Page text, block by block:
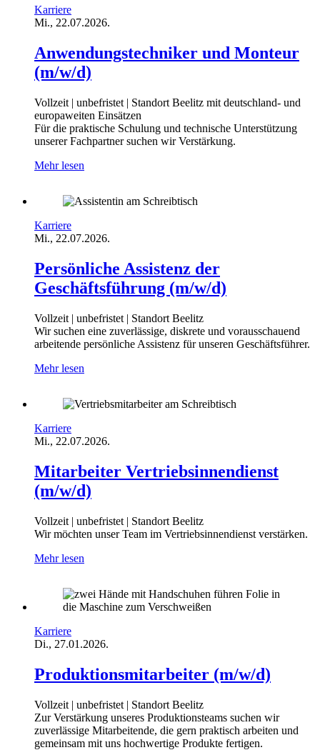
Karriere
Mi., 22.07.2026.
Anwendungstechniker und Monteur
(m/w/d)
Vollzeit | unbefristet | Standort Beelitz mit deutschland- und
europaweiten Einsätzen
Für die praktische Schulung und technische Unterstützung
unserer Fachpartner suchen wir Verstärkung.
Mehr lesen
Karriere
Mi., 22.07.2026.
Persönliche Assistenz der
Geschäftsführung (m/w/d)
Vollzeit | unbefristet | Standort Beelitz
Wir suchen eine zuverlässige, diskrete und vorausschauend
arbeitende persönliche Assistenz für unseren Geschäftsführer.
Mehr lesen
Karriere
Mi., 22.07.2026.
Mitarbeiter Vertriebsinnendienst
(m/w/d)
Vollzeit | unbefristet | Standort Beelitz
Wir möchten unser Team im Vertriebsinnendienst verstärken.
Mehr lesen
Karriere
Di., 27.01.2026.
Produktionsmitarbeiter (m/w/d)
Vollzeit | unbefristet | Standort Beelitz
Zur Verstärkung unseres Produktionsteams suchen wir
zuverlässige Mitarbeitende, die gern praktisch arbeiten und
gemeinsam mit uns hochwertige Produkte fertigen.